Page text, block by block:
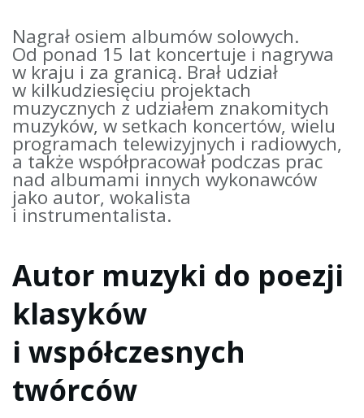
Nagrał osiem albumów solowych.
Od ponad 15 lat koncertuje i nagrywa
w kraju i za granicą. Brał udział
w kilkudziesięciu projektach
muzycznych z udziałem znakomitych
muzyków, w setkach koncertów, wielu
programach telewizyjnych i radiowych,
a także współpracował podczas prac
nad albumami innych wykonawców
jako autor, wokalista
i instrumentalista.
Autor muzyki do poezji
klasyków
i współczesnych
twórców